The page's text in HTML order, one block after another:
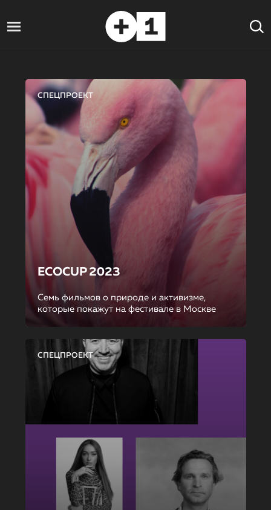
СПЕЦПРОЕКТ
ECOCUP 2023
Семь фильмов о природе и активизме,
которые покажут на фестивале в Москве
СПЕЦПРОЕКТ